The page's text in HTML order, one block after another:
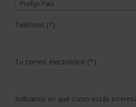
Teléfono (*)
Tu correo electrónico (*)
Indícanos en qué curso estás